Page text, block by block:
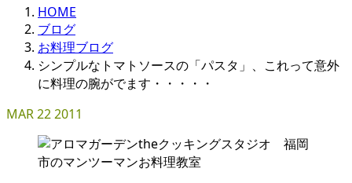
HOME
ブログ
お料理ブログ
シンプルなトマトソースの「パスタ」、これって意外
に料理の腕がでます・・・・・
MAR222011